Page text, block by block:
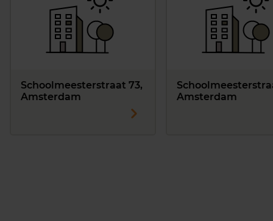
Schoolmeesterstraat 73,
Amsterdam
Amsterdam